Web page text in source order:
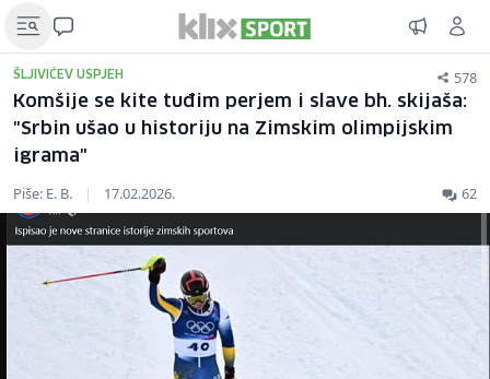
ŠLJIVIĆEV USPJEH 578
Komšije se kite tuđim perjem i slave bh. skijaša:
"Srbin ušao u historiju na Zimskim olimpijskim
igrama"
Piše: E. B. | 17.02.2026. 62